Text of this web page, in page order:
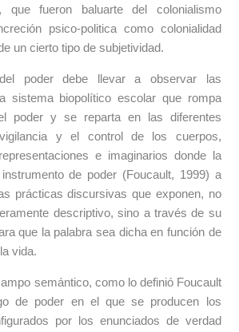
que fueron baluarte del colonialismo
psico-politica como colonialidad
un cierto tipo de subjetividad.
poder debe llevar a observar las
sistema biopolítico escolar que rompa
poder y se reparta en las diferentes
y el control de los cuerpos,
e imaginarios donde la
de poder (Foucault, 1999) a
prácticas discursivas que exponen, no
descriptivo, sino a través de su
que la palabra sea dicha en función de
vida.
semántico, como lo definió Foucault
de poder en el que se producen los
por los enunciados de verdad